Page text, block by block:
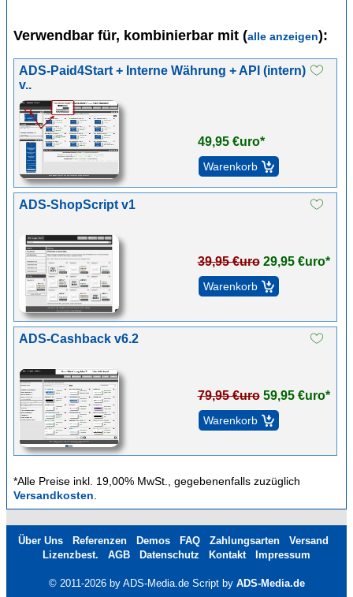
Verwendbar für, kombinierbar mit (alle anzeigen):
ADS-Paid4Start + Interne Währung + API (intern)
v..
49,95 €uro*
ADS-ShopScript v1
39,95 €uro 29,95 €uro*
ADS-Cashback v6.2
79,95 €uro 59,95 €uro*
*Alle Preise inkl. 19,00% MwSt., gegebenenfalls zuzüglich
Versandkosten
Über Uns Referenzen Demos FAQ Zahlungsarten
Versand
Lizenzbest.
AGB Datenschutz Kontakt Impressum
© 2011-2026 by ADS-Media.de Script by ADS-Media.de